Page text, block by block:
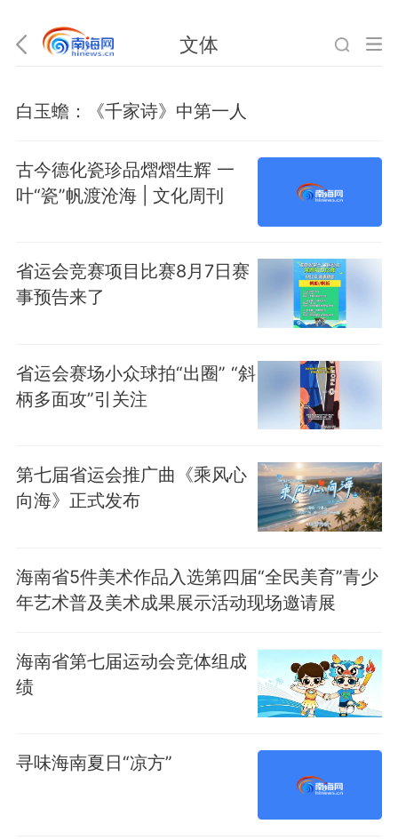
文体
白玉蟾：《千家诗》中第一人
古今德化瓷珍品熠熠生辉 一
叶“瓷”帆渡沧海 | 文化周刊
省运会竞赛项目比赛8月7日赛
事预告来了
省运会赛场小众球拍“出圈” “斜
柄多面攻”引关注
第七届省运会推广曲《乘风心
向海》正式发布
海南省5件美术作品入选第四届“全民美育”青少
年艺术普及美术成果展示活动现场邀请展
海南省第七届运动会竞体组成
绩
寻味海南夏日“凉方”